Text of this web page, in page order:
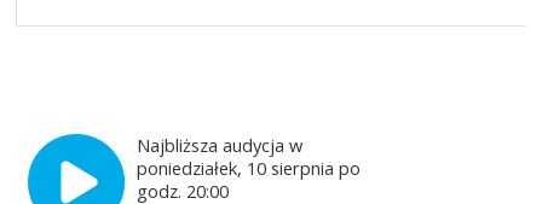
Najbliższa audycja w
poniedziałek, 10 sierpnia po
godz. 20:00